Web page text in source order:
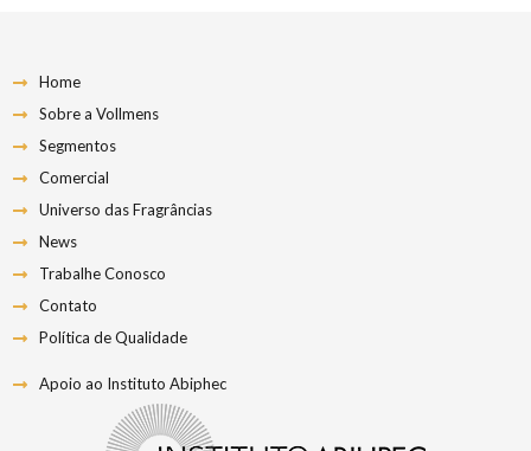
Home
Sobre a Vollmens
Segmentos
Comercial
Universo das Fragrâncias
News
Trabalhe Conosco
Contato
Política de Qualidade
Apoio ao Instituto Abiphec